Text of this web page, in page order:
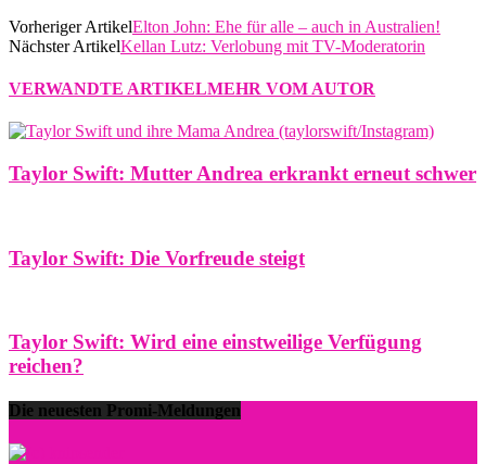
Vorheriger ArtikelElton John: Ehe für alle – auch in Australien!
Nächster ArtikelKellan Lutz: Verlobung mit TV-Moderatorin
VERWANDTE ARTIKELMEHR VOM AUTOR
Taylor Swift: Mutter Andrea erkrankt erneut schwer
Taylor Swift: Die Vorfreude steigt
Taylor Swift: Wird eine einstweilige Verfügung
reichen?
Die neuesten Promi-Meldungen